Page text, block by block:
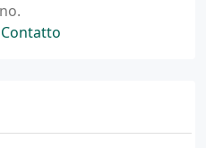
Contatto